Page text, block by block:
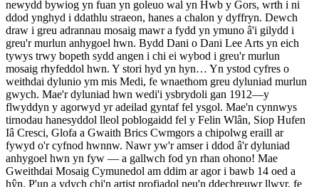
newydd bywiog yn fuan yn goleuo wal yn Hwb y Gors, wrth i ni
ddod ynghyd i ddathlu straeon, hanes a chalon y dyffryn. Dewch
draw i greu adrannau mosaig mawr a fydd yn ymuno â'i gilydd i
greu'r murlun anhygoel hwn. Bydd Dani o Dani Lee Arts yn eich
tywys trwy bopeth sydd angen i chi ei wybod i greu'r murlun
mosaig rhyfeddol hwn. Y stori hyd yn hyn… Yn ystod cyfres o
weithdai dylunio ym mis Medi, fe wnaethom greu dyluniad murlun
gwych. Mae'r dyluniad hwn wedi'i ysbrydoli gan 1912—y
flwyddyn y agorwyd yr adeilad gyntaf fel ysgol. Mae'n cynnwys
tirnodau hanesyddol lleol poblogaidd fel y Felin Wlân, Siop Hufen
Iâ Cresci, Glofa a Gwaith Brics Cwmgors a chipolwg eraill ar
fywyd o'r cyfnod hwnnw. Nawr yw'r amser i ddod â'r dyluniad
anhygoel hwn yn fyw — a gallwch fod yn rhan ohono! Mae
Gweithdai Mosaig Cymunedol am ddim ar agor i bawb 14 oed a
hŷn. P'un a ydych chi'n artist profiadol neu'n ddechreuwr llwyr, fe